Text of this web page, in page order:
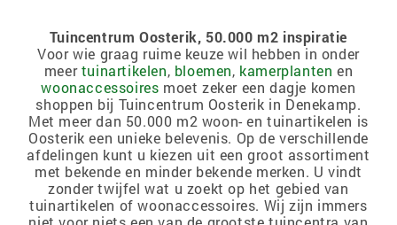
Tuincentrum Oosterik, 50.000 m2 inspiratie
Voor wie graag ruime keuze wil hebben in onder
meertuinartikelen, bloemen, kamerplanten en
woonaccessoires moet zeker een dagje komen
shoppen bij Tuincentrum Oosterik in Denekamp.
Met meer dan 50.000 m2 woon- en tuinartikelen is
Oosterik een unieke belevenis. Op de verschillende
afdelingen kunt u kiezen uit een groot assortiment
met bekende en minder bekende merken. U vindt
zonder twijfel wat u zoekt op het gebied van
tuinartikelen of woonaccessoires. Wij zijn immers